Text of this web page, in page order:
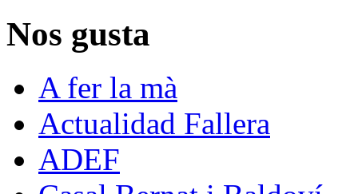
Nos gusta
A fer la mà
Actualidad Fallera
ADEF